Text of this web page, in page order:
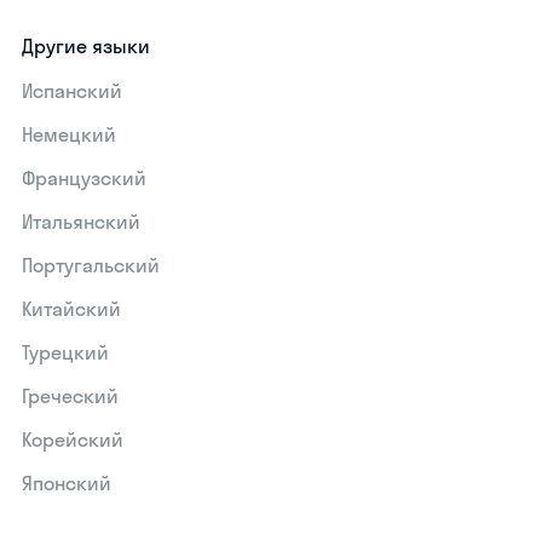
Другие языки
Испанский
Немецкий
Французский
Итальянский
Португальский
Китайский
Турецкий
Греческий
Корейский
Японский